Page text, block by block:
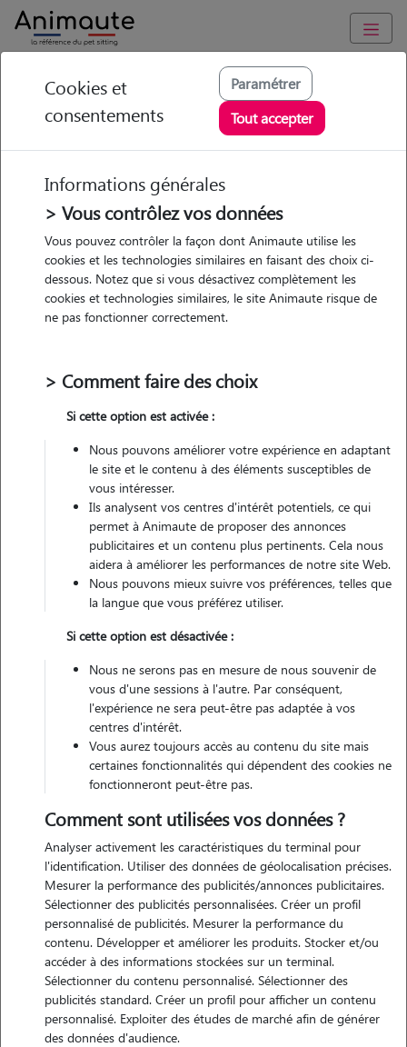
Animaute Ile-de-France Versailles
Rita - Petsitter à
VERSAILLES
5/5 (9 avis)
• 44 ans
chez le Pet Sitter
Pas d'animaux Appartement
Non véhiculé
Gardes réalisées
Contacter
L'envoi d'une demande est sans engagement
Motivation
Cookies et
consentements
Paramétrer
Tout accepter
Informations générales
> Vous contrôlez vos données
Vous pouvez contrôler la façon dont Animaute utilise les
cookies et les technologies similaires en faisant des choix ci-
dessous. Notez que si vous désactivez complètement les
cookies et technologies similaires, le site Animaute risque de
ne pas fonctionner correctement.
> Comment faire des choix
Si cette option est activée :
Nous pouvons améliorer votre expérience en adaptant
le site et le contenu à des éléments susceptibles de
vous intéresser.
Ils analysent vos centres d'intérêt potentiels, ce qui
permet à Animaute de proposer des annonces
publicitaires et un contenu plus pertinents. Cela nous
aidera à améliorer les performances de notre site Web.
Nous pouvons mieux suivre vos préférences, telles que
la langue que vous préférez utiliser.
Si cette option est désactivée :
Nous ne serons pas en mesure de nous souvenir de
vous d'une sessions à l'autre. Par conséquent,
l'expérience ne sera peut-être pas adaptée à vos
centres d'intérêt.
Vous aurez toujours accès au contenu du site mais
certaines fonctionnalités qui dépendent des cookies ne
fonctionneront peut-être pas.
Comment sont utilisées vos données ?
Analyser activement les caractéristiques du terminal pour
l'identification. Utiliser des données de géolocalisation précises.
Mesurer la performance des publicités/annonces publicitaires.
Sélectionner des publicités personnalisées. Créer un profil
personnalisé de publicités. Mesurer la performance du
contenu. Développer et améliorer les produits. Stocker et/ou
accéder à des informations stockées sur un terminal.
Sélectionner du contenu personnalisé. Sélectionner des
publicités standard. Créer un profil pour afficher un contenu
personnalisé. Exploiter des études de marché afin de générer
des données d'audience.